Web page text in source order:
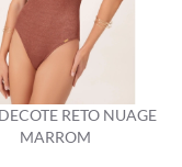
RETO NUAGE
MARROM